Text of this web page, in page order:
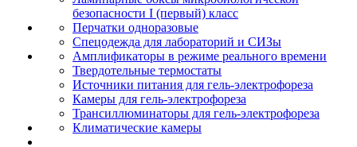
безопасности I (первый) класс
Перчатки одноразовые
Спецодежда для лабораторий и СИЗы
Амплификаторы в режиме реального времени
Твердотельные термостаты
Источники питания для гель-электрофореза
Камеры для гель-электрофореза
Трансиллюминаторы для гель-электрофореза
Климатические камеры